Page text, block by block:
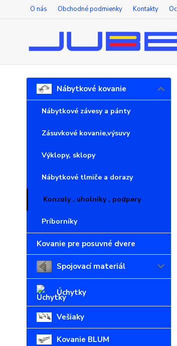
O nás Obchodné podmienky Kontakty
Nábytkové kovanie
Nábytkové závesy a pánty
Zásuvkové kovanie,výsuvy
Výklopy, sklopy
Nábytkové tlmiče a dorazy
Konzoly , uholníky , podpery
Príborníky
Kovanie pre posuvné dvere
Spojovací materiál
Úchytky
Vešiaky
Kovanie BLUM